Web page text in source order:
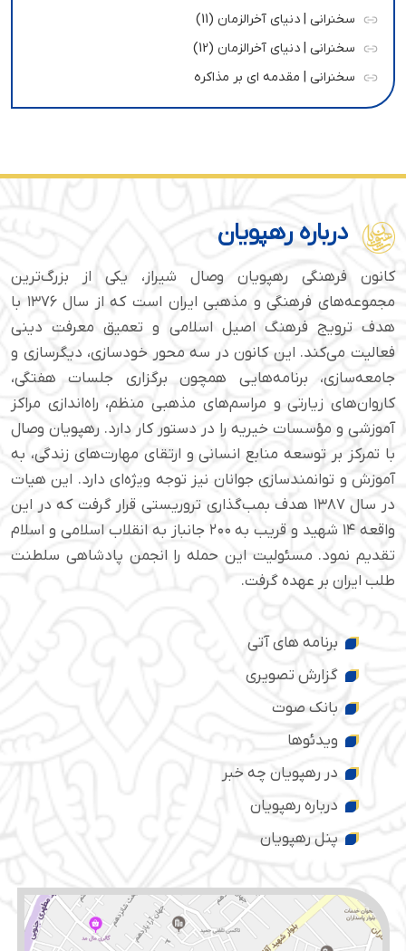
سخنرانی | دنیای آخرالزمان (11)
سخنرانی | دنیای آخرالزمان (12)
سخنرانی | مقدمه ای بر مذاکره
درباره رهپویان
کانون فرهنگی رهپویان وصال شیراز، یکی از بزرگ‌ترین
مجموعه‌های فرهنگی و مذهبی ایران است که از سال ۱۳۷۶ با
هدف ترویج فرهنگ اصیل اسلامی و تعمیق معرفت دینی
فعالیت می‌کند. این کانون در سه محور خودسازی، دیگرسازی و
جامعه‌سازی، برنامه‌هایی همچون برگزاری جلسات هفتگی،
کاروان‌های زیارتی و مراسم‌های مذهبی منظم، راه‌اندازی مراکز
آموزشی و مؤسسات خیریه را در دستور کار دارد. رهپویان وصال
با تمرکز بر توسعه منابع انسانی و ارتقای مهارت‌های زندگی، به
آموزش و توانمندسازی جوانان نیز توجه ویژه‌ای دارد. این هیات
در سال ۱۳۸۷ هدف بمب‌گذاری تروریستی قرار گرفت که در این
واقعه ۱۴ شهید و قریب به ۲۰۰ جانباز به انقلاب اسلامی و اسلام
تقدیم نمود. مسئولیت این حمله را انجمن پادشاهی سلطنت
طلب ایران بر عهده گرفت.
برنامه های آتی
گزارش تصویری
بانک صوت
ویدئوها
در رهپویان چه خبر
درباره رهپویان
پنل رهپویان